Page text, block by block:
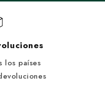
los países